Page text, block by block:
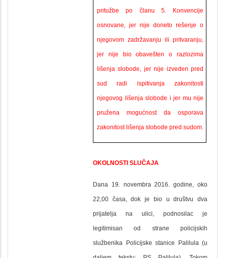
pritužbe po članu 5. Konvencije
osnovane, jer nije doneto rešenje o
njegovom zadržavanju ili pritvaranju,
jer nije bio obavešten o razlozima
lišenja slobode, jer nije izveden pred
sud radi ispitivanja zakonitosti
njegovog lišenja slobode i jer mu nije
pružena mogućnost da osporava
zakonitost lišenja slobode pred sudom.
OKOLNOSTI SLUČAJA
Dana 19. novembra 2016. godine, oko
22,00 časa, dok je bio u društvu dva
prijatelja na ulici, podnosilac je
legitimisan od strane policijskih
službenika Policijske stanice Palilula (u